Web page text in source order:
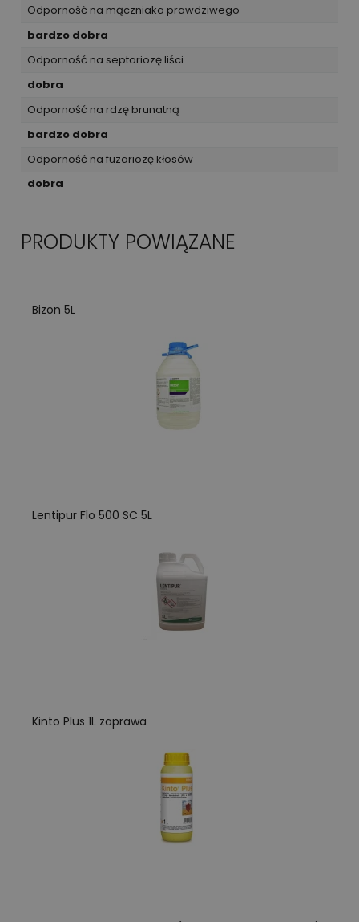
Odporność na mączniaka prawdziwego
bardzo dobra
Odporność na septoriozę liści
dobra
Odporność na rdzę brunatną
bardzo dobra
Odporność na fuzariozę kłosów
dobra
PRODUKTY POWIĄZANE
Bizon 5L
Lentipur Flo 500 SC 5L
Kinto Plus 1L zaprawa